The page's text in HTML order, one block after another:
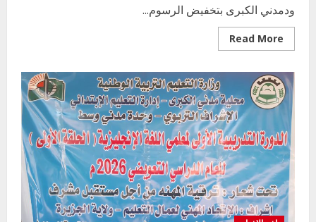
ودمدني الكبرى بتخفيض الرسوم...
Read More
more
الخاص
بمحلية
ودمدني
الكبرى
يعلن
تخفيض
الرسوم
الدراسية
لهذا
العام
بنسبة15%